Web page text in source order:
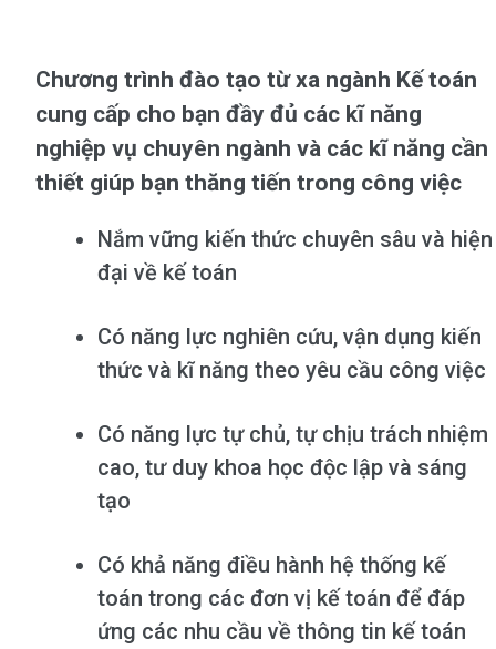
Chương trình đào tạo từ xa ngành Kế toán
cung cấp cho bạn đầy đủ các kĩ năng
nghiệp vụ chuyên ngành và các kĩ năng cần
thiết giúp bạn thăng tiến trong công việc
Nắm vững kiến thức chuyên sâu và hiện
Có năng lực nghiên cứu, vận dụng kiến
Có năng lực tự chủ, tự chịu trách nhiệm
cao, tư duy khoa học độc lập và sáng
Có khả năng điều hành hệ thống kế
toán trong các đơn vị kế toán để đáp
ứng các nhu cầu về thông tin kế toán